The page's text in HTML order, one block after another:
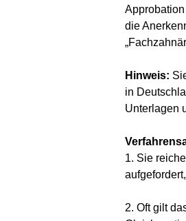
die
Hinweis:
in
Unterlagen
1. Sie
2. Oft gilt